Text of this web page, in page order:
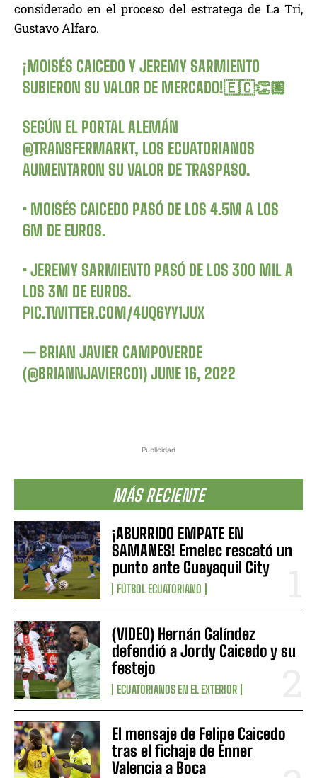
Publicidad
MÁS RECIENTE
¡ABURRIDO EMPATE EN
SAMANES! Emelec rescató un
punto ante Guayaquil City
FÚTBOL ECUATORIANO
(VIDEO) Hernán Galíndez
defendió a Jordy Caicedo y su
festejo
ECUATORIANOS EN EL EXTERIOR
El mensaje de Felipe Caicedo
tras el fichaje de Enner
Valencia a Boca
considerado en el proceso del estratega de La Tri,
Gustavo Alfaro.
¡MOISÉS CAICEDO Y JEREMY SARMIENTO
SUBIERON SU VALOR DE MERCADO!🇪🇨👏🏼
SEGÚN EL PORTAL ALEMÁN
@TRANSFERMARKT, LOS ECUATORIANOS
AUMENTARON SU VALOR DE TRASPASO.
• MOISÉS CAICEDO PASÓ DE LOS 4.5M A LOS
6M DE EUROS.
• JEREMY SARMIENTO PASÓ DE LOS 300 MIL A
LOS 3M DE EUROS.
PIC.TWITTER.COM/4UQ6YY1JUX
— BRIAN JAVIER CAMPOVERDE
(@BRIANNJAVIERC01)JUNE 16, 2022